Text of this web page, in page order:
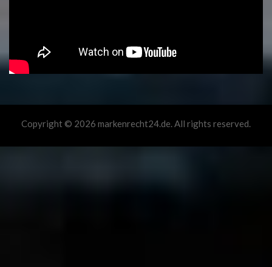
Copyright © 2026 markenrecht24.de. All rights reserved.